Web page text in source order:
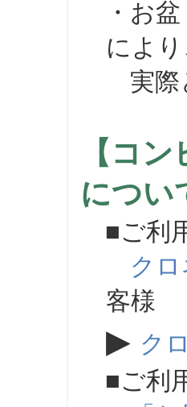
・お盆
によ
実際と
【コ
につ
■ご利
ク
客様
▶ ク
■ご利